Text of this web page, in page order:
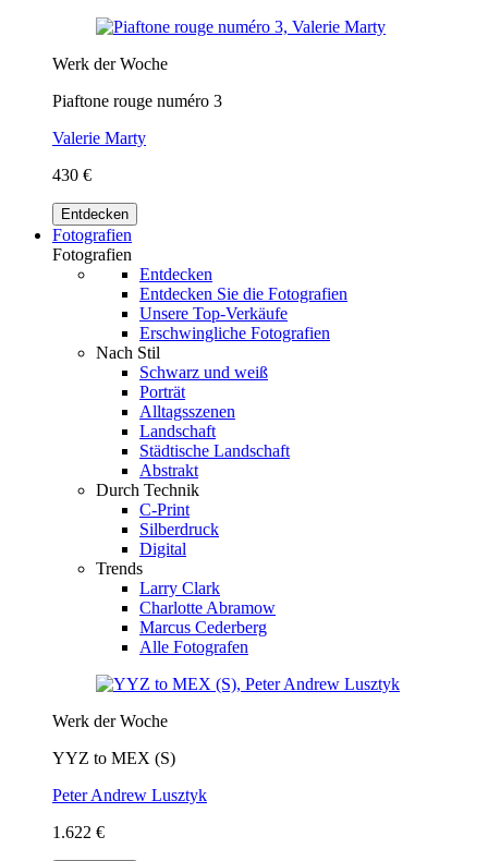
Werk der Woche
Piaftone rouge numéro 3
Valerie Marty
430 €
Entdecken
Fotografien
Fotografien
Entdecken
Entdecken Sie die Fotografien
Unsere Top-Verkäufe
Erschwingliche Fotografien
Nach Stil
Schwarz und weiß
Porträt
Alltagsszenen
Landschaft
Städtische Landschaft
Abstrakt
Durch Technik
C-Print
Silberdruck
Digital
Trends
Larry Clark
Charlotte Abramow
Marcus Cederberg
Alle Fotografen
Werk der Woche
YYZ to MEX (S)
Peter Andrew Lusztyk
1.622 €